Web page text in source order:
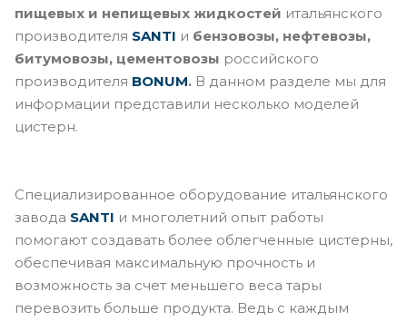
пищевых и непищевых жидкостей итальянского
производителя SANTI и бензовозы, нефтевозы,
битумовозы, цементовозы российского
производителя BONUM. В данном разделе мы для
информации представили несколько моделей
цистерн.
Специализированное оборудование итальянского
завода SANTI и многолетний опыт работы
помогают создавать более облегченные цистерны,
обеспечивая максимальную прочность и
возможность за счет меньшего веса тары
перевозить больше продукта. Ведь с каждым